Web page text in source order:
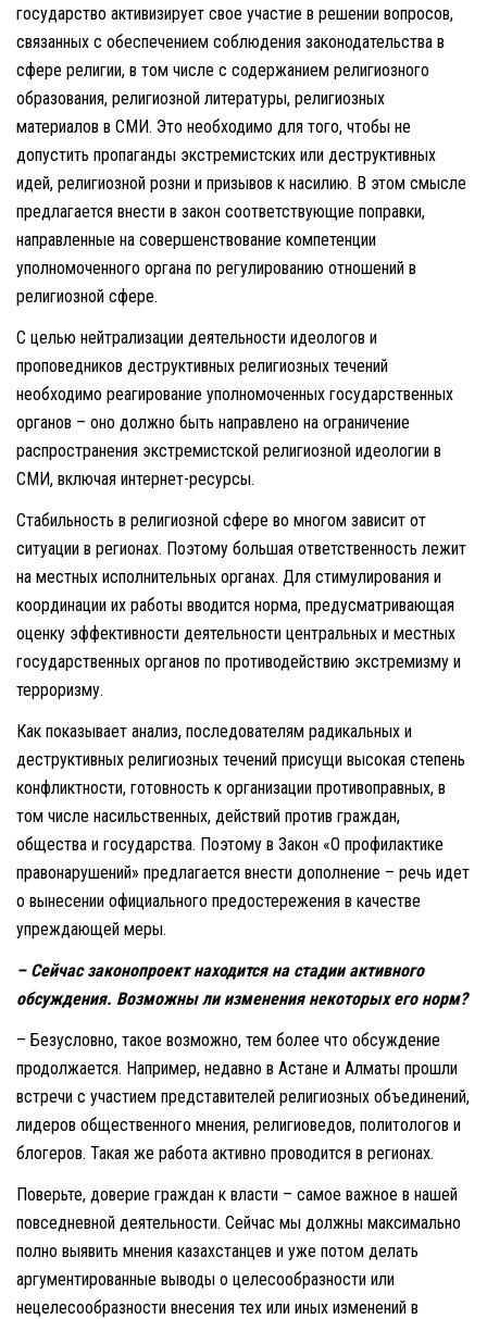
государство активизирует свое участие в решении вопросов,
связанных с обеспечением соблюдения законодательства в
сфере религии, в том числе с содержанием религиозного
образования, религиозной литературы, религиозных
материалов в СМИ. Это необходимо для того, чтобы не
допустить пропаганды экстремистских или деструктивных
идей, религиозной розни и призывов к насилию. В этом смысле
предлагается внести в закон соответствующие поправки,
направленные на совершенствование компетенции
уполномоченного органа по регулированию отношений в
религиозной сфере.
С целью нейтрализации деятельности идеологов и
проповедников деструктивных религиозных течений
необходимо реагирование уполномоченных государственных
органов – оно должно быть направлено на ограничение
распространения экстремистской религиозной идеологии в
СМИ, включая интернет-ресурсы.
Стабильность в религиозной сфере во многом зависит от
ситуации в регионах. Поэтому большая ответственность лежит
на местных исполнительных органах. Для стимулирования и
координации их работы вводится норма, предусматривающая
оценку эффективности деятельности центральных и местных
государственных органов по противодействию экстремизму и
терроризму.
Как показывает анализ, последователям радикальных и
деструктивных религиозных течений присущи высокая степень
конфликтности, готовность к организации противоправных, в
том числе насильственных, действий против граждан,
общества и государства. Поэтому в Закон «О профилактике
правонарушений» предлагается внести дополнение – речь идет
о вынесении официального предостережения в качестве
упреждающей меры.
– Сейчас законопроект находится на стадии активного
обсуждения. Возможны ли изменения некоторых его норм?
– Безусловно, такое возможно, тем более что обсуждение
продолжается. Например, недавно в Астане и Алматы прошли
встречи с участием представителей религиозных объединений,
лидеров общественного мнения, религиоведов, политологов и
блогеров. Такая же работа активно проводится в регионах.
Поверьте, доверие граждан к власти – самое важное в нашей
повседневной деятельности. Сейчас мы должны максимально
полно выявить мнения казахстанцев и уже потом делать
аргументированные выводы о целесообразности или
нецелесообразности внесения тех или иных изменений в